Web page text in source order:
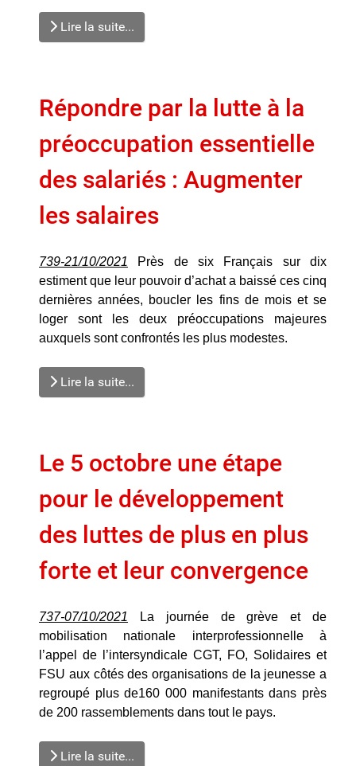
Lire la suite...
Répondre par la lutte à la
préoccupation essentielle
des salariés : Augmenter
les salaires
739-21/10/2021 Près de six Français sur dix
estiment que leur pouvoir d’achat a baissé ces cinq
dernières années, boucler les fins de mois et se
loger sont les deux préoccupations majeures
auxquels sont confrontés les plus modestes.
Lire la suite...
Le 5 octobre une étape
pour le développement
des luttes de plus en plus
forte et leur convergence
737-07/10/2021 La journée de grève et de
mobilisation nationale interprofessionnelle à
l’appel de l’intersyndicale CGT, FO, Solidaires et
FSU aux côtés des organisations de la jeunesse a
regroupé plus de160 000 manifestants dans près
de 200 rassemblements dans tout le pays.
Lire la suite...